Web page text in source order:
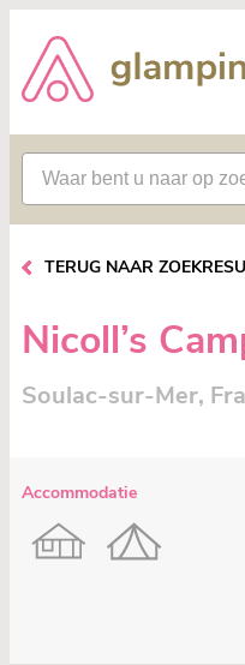
TERUG NAAR
Nicoll’s
Soulac-sur-Mer,
Accommodatie